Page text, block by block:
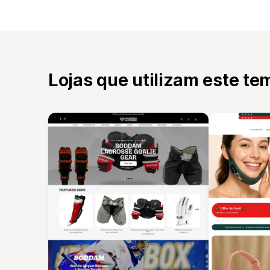
Lojas que utilizam este